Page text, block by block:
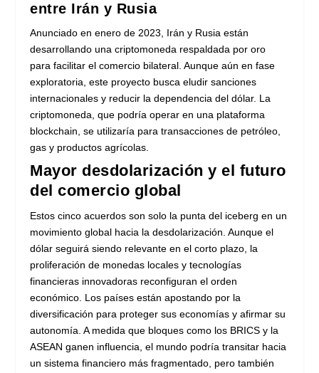
entre Irán y Rusia
Anunciado en enero de 2023, Irán y Rusia están
desarrollando una criptomoneda respaldada por oro
para facilitar el comercio bilateral. Aunque aún en fase
exploratoria, este proyecto busca eludir sanciones
internacionales y reducir la dependencia del dólar. La
criptomoneda, que podría operar en una plataforma
blockchain, se utilizaría para transacciones de petróleo,
gas y productos agrícolas.
Mayor desdolarización y el futuro
del comercio global
Estos cinco acuerdos son solo la punta del iceberg en un
movimiento global hacia la desdolarización. Aunque el
dólar seguirá siendo relevante en el corto plazo, la
proliferación de monedas locales y tecnologías
financieras innovadoras reconfiguran el orden
económico. Los países están apostando por la
diversificación para proteger sus economías y afirmar su
autonomía. A medida que bloques como los BRICS y la
ASEAN ganen influencia, el mundo podría transitar hacia
un sistema financiero más fragmentado, pero también